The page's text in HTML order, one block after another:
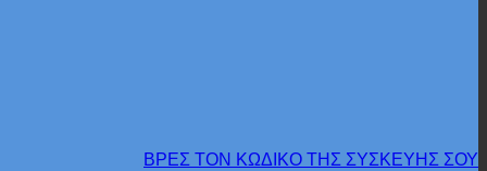
ΒΡΕΣ ΤΟΝ ΚΩΔΙΚΟ ΤΗΣ ΣΥΣΚΕΥΗΣ ΣΟΥ